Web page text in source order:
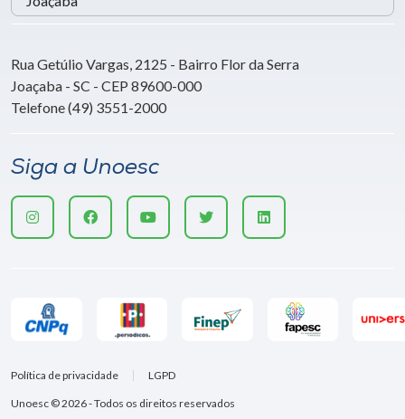
Rua Getúlio Vargas, 2125 - Bairro Flor da Serra
Joaçaba - SC - CEP 89600-000
Telefone (49) 3551-2000
Siga a Unoesc
Unoesc © 2026 - Todos os direitos reservados
Política de privacidade LGPD